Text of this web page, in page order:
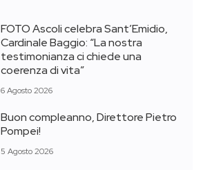
FOTO Ascoli celebra Sant’Emidio,
Cardinale Baggio: “La nostra
testimonianza ci chiede una
coerenza di vita”
6 Agosto 2026
Buon compleanno, Direttore Pietro
Pompei!
5 Agosto 2026